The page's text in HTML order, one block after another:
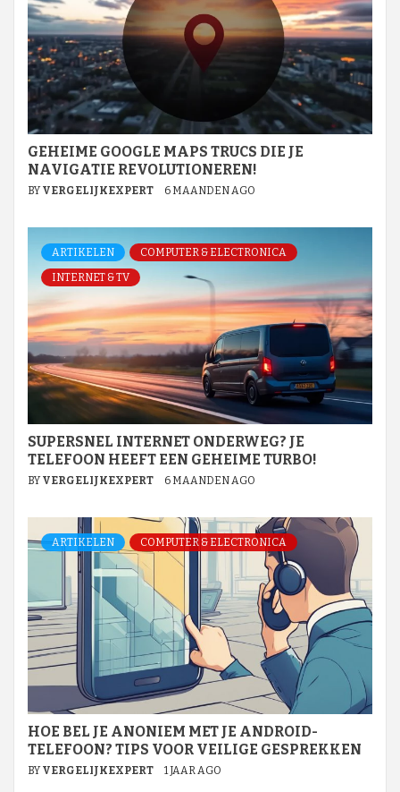
GEHEIME GOOGLE MAPS TRUCS DIE JE
NAVIGATIE REVOLUTIONEREN!
BY VERGELIJKEXPERT 6 MAANDEN AGO
ARTIKELEN
COMPUTER & ELECTRONICA
INTERNET & TV
SUPERSNEL INTERNET ONDERWEG? JE
TELEFOON HEEFT EEN GEHEIME TURBO!
BY VERGELIJKEXPERT 6 MAANDEN AGO
ARTIKELEN COMPUTER & ELECTRONICA
HOE BEL JE ANONIEM MET JE ANDROID-
TELEFOON? TIPS VOOR VEILIGE GESPREKKEN
BY VERGELIJKEXPERT 1 JAAR AGO